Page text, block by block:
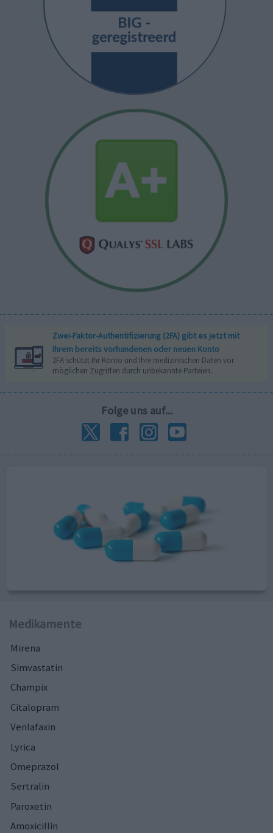
Zwei-Faktor-Authentifizierung (2FA) gibt es jetzt mit
Ihrem bereits vorhandenen oder neuen Konto
2FA schützt Ihr Konto und Ihre medizinischen Daten vor
möglichen Zugriffen durch unbekannte Parteien.
Folge uns auf...
Medikamente
Mirena
Simvastatin
Champix
Citalopram
Venlafaxin
Lyrica
Omeprazol
Sertralin
Paroxetin
Amoxicillin